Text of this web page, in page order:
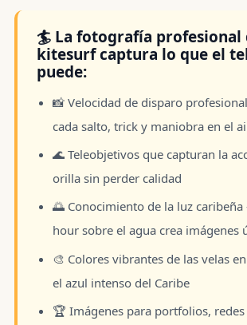
🏄 La fotografía profesional
kitesurf captura lo que el
puede:
📸 Velocidad de disparo
cada salto, trick y maniobra en el
🌊 Teleobjetivos que capturan la
orilla sin perder calidad
🌅 Conocimiento de la luz
hour sobre el agua crea imágenes
🎨 Colores vibrantes de las velas
el azul intenso del Caribe
🏆 Imágenes para portfolios, redes